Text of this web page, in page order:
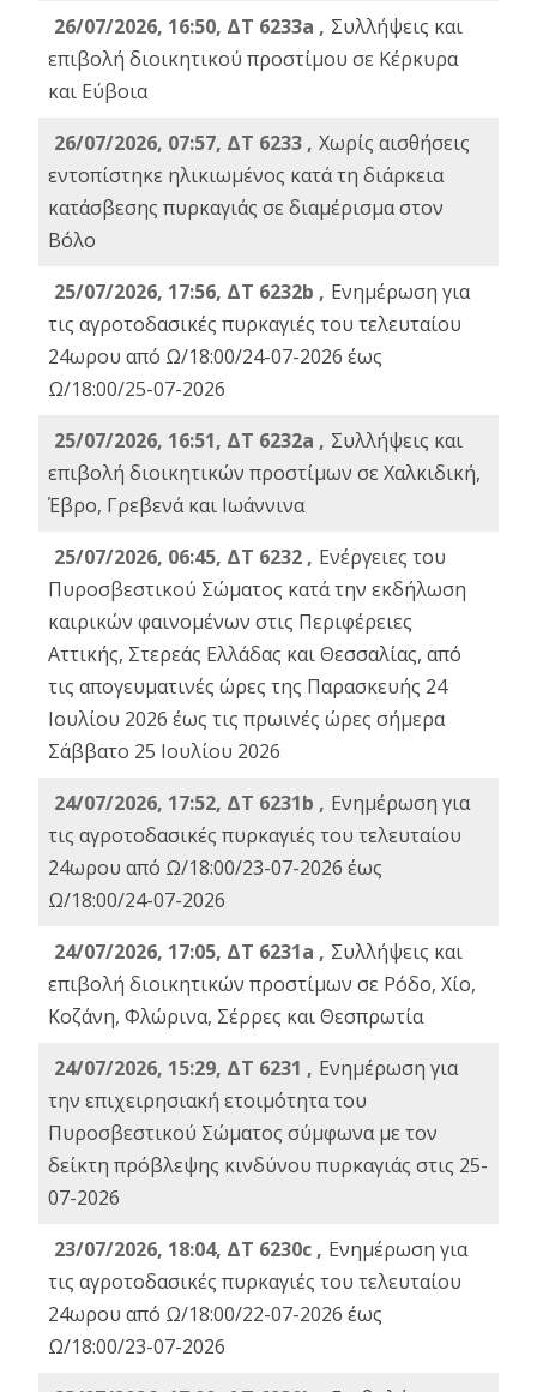
26/07/2026, 16:50, ΔΤ 6233a , Συλλήψεις και
επιβολή διοικητικού προστίμου σε Κέρκυρα
και Εύβοια
26/07/2026, 07:57, ΔΤ 6233 , Χωρίς αισθήσεις
εντοπίστηκε ηλικιωμένος κατά τη διάρκεια
κατάσβεσης πυρκαγιάς σε διαμέρισμα στον
Βόλο
25/07/2026, 17:56, ΔΤ 6232b , Ενημέρωση για
τις αγροτοδασικές πυρκαγιές του τελευταίου
24ωρου από Ω/18:00/24-07-2026 έως
Ω/18:00/25-07-2026
25/07/2026, 16:51, ΔΤ 6232a , Συλλήψεις και
επιβολή διοικητικών προστίμων σε Χαλκιδική,
Έβρο, Γρεβενά και Ιωάννινα
25/07/2026, 06:45, ΔΤ 6232 , Ενέργειες του
Πυροσβεστικού Σώματος κατά την εκδήλωση
καιρικών φαινομένων στις Περιφέρειες
Αττικής, Στερεάς Ελλάδας και Θεσσαλίας, από
τις απογευματινές ώρες της Παρασκευής 24
Ιουλίου 2026 έως τις πρωινές ώρες σήμερα
Σάββατο 25 Ιουλίου 2026
24/07/2026, 17:52, ΔΤ 6231b , Ενημέρωση για
τις αγροτοδασικές πυρκαγιές του τελευταίου
24ωρου από Ω/18:00/23-07-2026 έως
Ω/18:00/24-07-2026
24/07/2026, 17:05, ΔΤ 6231a , Συλλήψεις και
επιβολή διοικητικών προστίμων σε Ρόδο, Χίο,
Κοζάνη, Φλώρινα, Σέρρες και Θεσπρωτία
24/07/2026, 15:29, ΔΤ 6231 , Ενημέρωση για
την επιχειρησιακή ετοιμότητα του
Πυροσβεστικού Σώματος σύμφωνα με τον
δείκτη πρόβλεψης κινδύνου πυρκαγιάς στις 25-
07-2026
23/07/2026, 18:04, ΔΤ 6230c , Ενημέρωση για
τις αγροτοδασικές πυρκαγιές του τελευταίου
24ωρου από Ω/18:00/22-07-2026 έως
Ω/18:00/23-07-2026